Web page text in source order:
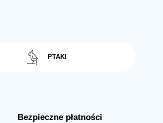
PTAKI
Bezpieczne płatności